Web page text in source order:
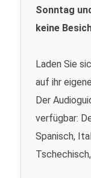
Sonntag
keine
Laden Sie
auf ihr
Der
verfügbar:
Spanisch,